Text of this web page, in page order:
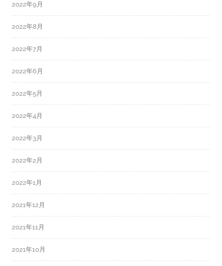
2022年9月
2022年8月
2022年7月
2022年6月
2022年5月
2022年4月
2022年3月
2022年2月
2022年1月
2021年12月
2021年11月
2021年10月